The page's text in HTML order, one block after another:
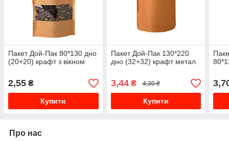
Пакет Дой-Пак 80*130 дно
(20+20) крафт з вікном
2,55 ₴
Купити
Пакет Дой-Пак 130*220
дно (32+32) крафт метал
3,44₴ 4,30 ₴
Купити
Про нас